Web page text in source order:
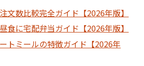
文数比較完全ガイド【2026年版】
食に宅配弁当ガイド【2026年版】
トミールの特徴ガイド【2026年